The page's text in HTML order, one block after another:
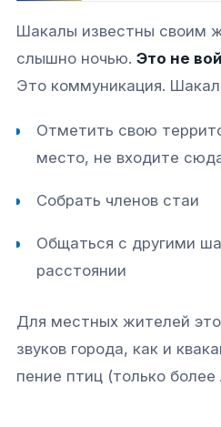
Шакалы известны своим
слышно ночью. Это не
Это коммуникация.
Отметить свою
место, не входите
Собрать членов стаи
Общаться с другими
расстоянии
Для местных жителей
звуков города, как и
пение птиц (только